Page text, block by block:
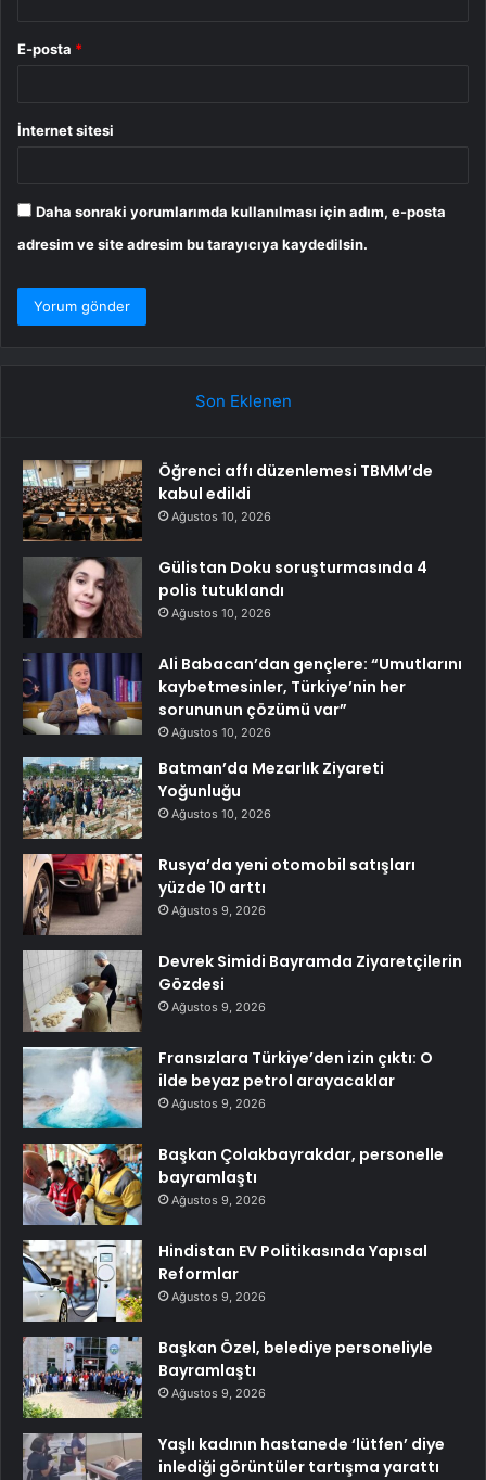
E-posta *
İnternet sitesi
Daha sonraki yorumlarımda kullanılması için adım, e-posta
adresim ve site adresim bu tarayıcıya kaydedilsin.
Son Eklenen
Öğrenci affı düzenlemesi TBMM’de
kabul edildi
Ağustos 10, 2026
Gülistan Doku soruşturmasında 4
polis tutuklandı
Ağustos 10, 2026
Ali Babacan’dan gençlere: “Umutlarını
kaybetmesinler, Türkiye’nin her
sorununun çözümü var”
Ağustos 10, 2026
Batman’da Mezarlık Ziyareti
Yoğunluğu
Ağustos 10, 2026
Rusya’da yeni otomobil satışları
yüzde 10 arttı
Ağustos 9, 2026
Devrek Simidi Bayramda Ziyaretçilerin
Gözdesi
Ağustos 9, 2026
Fransızlara Türkiye’den izin çıktı: O
ilde beyaz petrol arayacaklar
Ağustos 9, 2026
Başkan Çolakbayrakdar, personelle
bayramlaştı
Ağustos 9, 2026
Hindistan EV Politikasında Yapısal
Reformlar
Ağustos 9, 2026
Başkan Özel, belediye personeliyle
Bayramlaştı
Ağustos 9, 2026
Yaşlı kadının hastanede ‘lütfen’ diye
inlediği görüntüler tartışma yarattı